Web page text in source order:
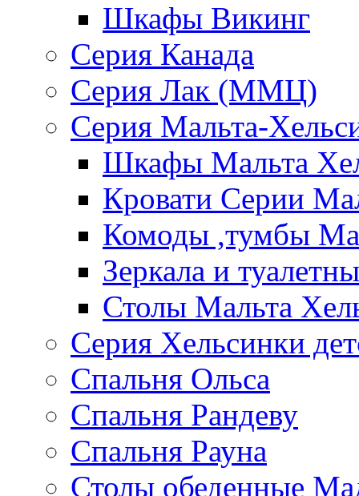
Шкафы Викинг
Серия Канада
Серия Лак (ММЦ)
Серия Мальта-
Шкафы Мальта
Кровати Серии
Комоды ,тумбы
Зеркала и
Столы Мальта
Серия Хельсинки
Спальня Ольса
Спальня Рандеву
Спальня Рауна
Столы обеденные